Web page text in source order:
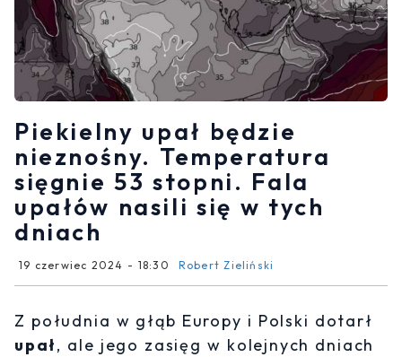
Piekielny upał będzie
nieznośny. Temperatura
sięgnie 53 stopni. Fala
upałów nasili się w tych
dniach
19 czerwiec 2024 - 18:30 Robert Zieliński
Z południa w głąb Europy i Polski dotarł
upał, ale jego zasięg w kolejnych dniach